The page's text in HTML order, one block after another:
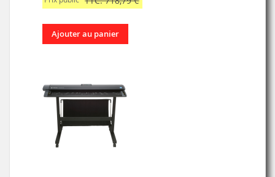
Ajouter au panier